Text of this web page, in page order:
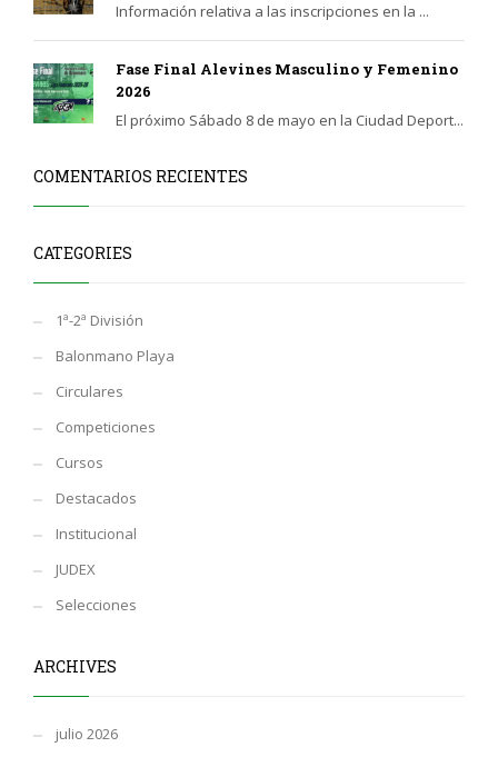
Información relativa a las inscripciones en la ...
Fase Final Alevines Masculino y Femenino
2026
El próximo Sábado 8 de mayo en la Ciudad Deport...
COMENTARIOS RECIENTES
CATEGORIES
1ª-2ª División
Balonmano Playa
Circulares
Competiciones
Cursos
Destacados
Institucional
JUDEX
Selecciones
ARCHIVES
julio 2026